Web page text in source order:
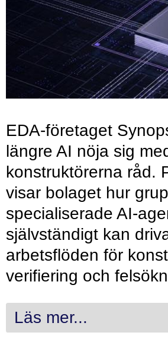
EDA-företaget
längre AI nöja sig
konstruktörerna råd.
visar bolaget hur
specialiserade AI-
självständigt kan
arbetsflöden för
verifiering och
Läs mer...